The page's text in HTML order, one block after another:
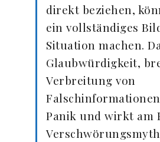
direkt beziehen,
ein vollständiges
Situation machen.
Glaubwürdigkeit,
Verbreitung von
Panik und wirkt am